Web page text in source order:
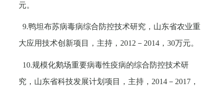
元。
9.鸭坦布苏病毒病综合防控技术研究，山东省农业重
大应用技术创新项目，主持， 2012 － 2014， 30万元。
10.规模化鹅场重要病毒性疫病的综合防控技术研
究，山东省科技发展计划项目，主持， 2014－ 2017，